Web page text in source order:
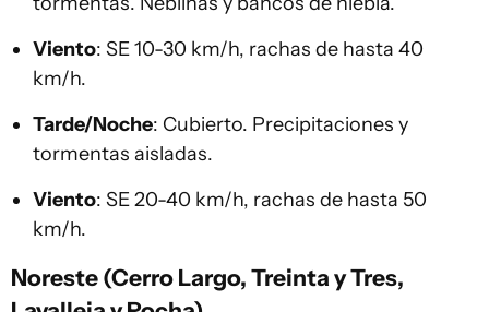
Viento: SE 10-30 km/h, rachas de hasta 40
km/h.
Tarde/Noche: Cubierto. Precipitaciones y
tormentas aisladas.
Viento: SE 20-40 km/h, rachas de hasta 50
km/h.
Noreste (Cerro Largo, Treinta y Tres,